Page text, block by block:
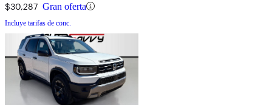
$30,287 Gran oferta
Incluye tarifas de conc.